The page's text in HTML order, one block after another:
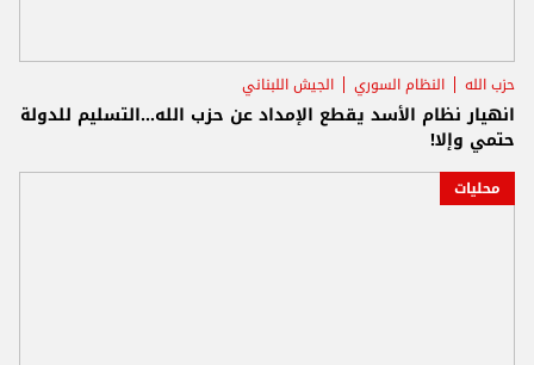
حزب الله النظام السوري الجيش اللبناني
انهيار نظام الأسد يقطع الإمداد عن حزب الله...التسليم للدولة
حتمي وإلا!
محليات